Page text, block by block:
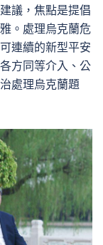
議，焦點是提倡
。處理烏克蘭危
連續的新型平安
方同等介入、公
處理烏克蘭題